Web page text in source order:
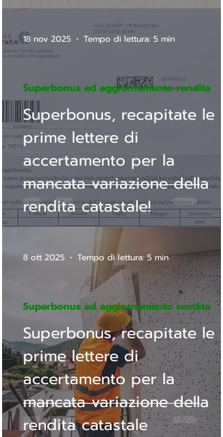
Superbonus, recapitate le
prime lettere di
accertamento per la
mancata variazione della
rendita catastale!
Superbonus ed aggiornamento rendita
18 nov 2025 Tempo di lettura: 5 min
Superbonus, recapitate le
prime lettere di
accertamento per la
mancata variazione della
rendita catastale
Superbonus ed aggiornamento rendita
8 ott 2025 Tempo di lettura: 5 min